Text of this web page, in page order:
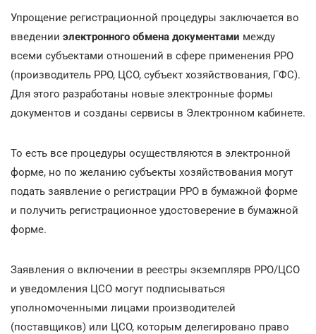
Упрощение регистрационной процедуры заключается во
введении электронного обмена документами между
всеми субъектами отношений в сфере применения РРО
(производитель РРО, ЦСО, субъект хозяйствования, ГФС).
Для этого разработаны новые электронные формы
документов и созданы сервисы в Электронном кабинете.
То есть все процедуры осуществляются в электронной
форме, но по желанию субъекты хозяйствования могут
подать заявление о регистрации РРО в бумажной форме
и получить регистрационное удостоверение в бумажной
форме.
Заявления о включении в реестры экземплярв РРО/ЦСО
и уведомления ЦСО могут подписываться
уполномоченными лицами производителей
(поставщиков) или ЦСО, которым делегировано право